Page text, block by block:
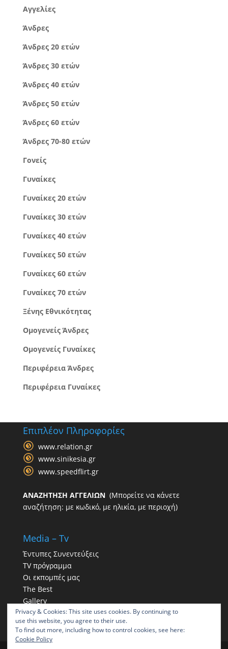
Αγγελίες
Άνδρες
Άνδρες 20 ετών
Άνδρες 30 ετών
Άνδρες 40 ετών
Άνδρες 50 ετών
Άνδρες 60 ετών
Άνδρες 70-80 ετών
Γονείς
Γυναίκες
Γυναίκες 20 ετών
Γυναίκες 30 ετών
Γυναίκες 40 ετών
Γυναίκες 50 ετών
Γυναίκες 60 ετών
Γυναίκες 70 ετών
Ξένης Εθνικότητας
Ομογενείς Άνδρες
Ομογενείς Γυναίκες
Περιφέρεια Άνδρες
Περιφέρεια Γυναίκες
Επιπλέον Πληροφορίες
www.relation.gr
www.sinikesia.gr
www.speedflirt.gr
ΑΝΑΖΗΤΗΣΗ ΑΓΓΕΛΙΩΝ(Μπορείτε να κάνετε
αναζήτηση: με κωδικό, με ηλικία, με περιοχή)
Media – Tv
Έντυπες Συνεντεύξεις
TV πρόγραμμα
Οι εκπομπές μας
The Best
Gallery
Η παρουσία μας στα social
Privacy & Cookies: This site uses cookies. By continuing to
use this website, you agree to their use.
To find out more, including how to control cookies, see here:
Cookie Policy